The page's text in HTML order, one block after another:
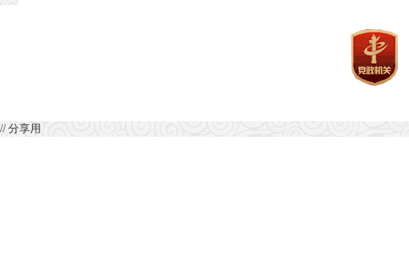
// 分享用